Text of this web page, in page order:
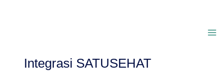
Integrasi SATUSEHAT